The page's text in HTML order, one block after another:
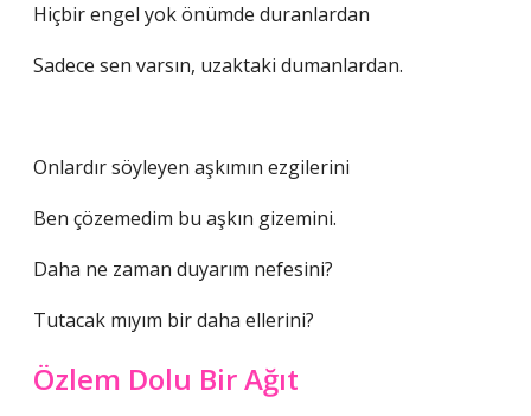
Hiçbir engel yok önümde duranlardan
Sadece sen varsın, uzaktaki dumanlardan.
Onlardır söyleyen aşkımın ezgilerini
Ben çözemedim bu aşkın gizemini.
Daha ne zaman duyarım nefesini?
Tutacak mıyım bir daha ellerini?
Özlem Dolu Bir Ağıt